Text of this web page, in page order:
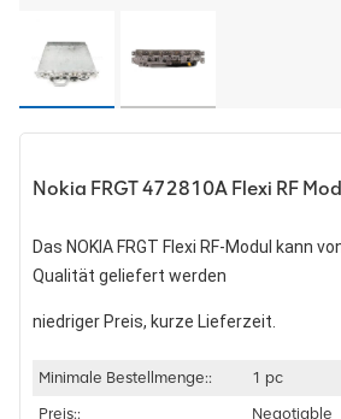
Nokia FRGT 472810A Flexi RF
Das NOKIA FRGT Flexi RF-Modul kann
Qualität geliefert werden
niedriger Preis, kurze Lieferzeit.
Minimale Bestellmenge::
1 pc
Preis::
Negotiable